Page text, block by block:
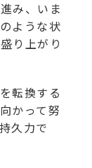
み、いま
ような状
り上がり
転換する
かって努
久力で